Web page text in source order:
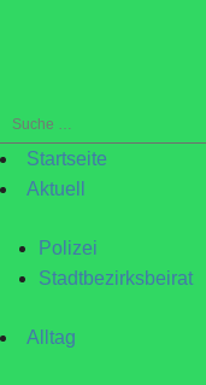
Suche
nach:Startseite
Aktuell
Polizei
Stadtbezirksbeirat
Alltag